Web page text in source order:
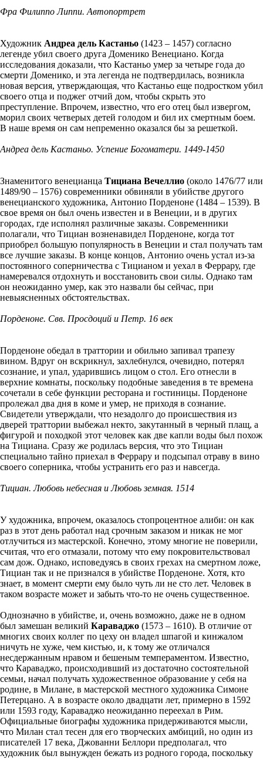
Фра Филиппо Липпи. Автопортрет
Художник Андреа дель Кастаньо (1423 – 1457) согласно
легенде убил своего друга Доменико Венециано. Когда
исследования доказали, что Кастаньо умер за четыре года до
смерти Доменико, и эта легенда не подтвердилась, возникла
новая версия, утверждающая, что Кастаньо еще подростком убил
своего отца и поджег отчий дом, чтобы скрыть это
преступление. Впрочем, известно, что его отец был извергом,
морил своих четверых детей голодом и бил их смертным боем.
В наше время он сам непременно оказался бы за решеткой.
Андреа дель Кастаньо. Успение Богоматери. 1449-1450
Знаменитого венецианца Тициана Вечеллио (около 1476/77 или
1489/90 – 1576) современники обвиняли в убийстве другого
венецианского художника, Антонио Порденоне (1484 – 1539). В
свое время он был очень известен и в Венеции, и в других
городах, где исполнял различные заказы. Современники
полагали, что Тициан возненавидел Порденоне, когда тот
приобрел большую популярность в Венеции и стал получать там
все лучшие заказы. В конце концов, Антонио очень устал из-за
постоянного соперничества с Тицианом и уехал в Феррару, где
намеревался отдохнуть и восстановить свои силы. Однако там
он неожиданно умер, как это назвали бы сейчас, при
невыясненных обстоятельствах.
Порденоне. Свв. Просдоций и Петр. 16 век
Порденоне обедал в траттории и обильно запивал трапезу
вином. Вдруг он вскрикнул, захлебнулся, очевидно, потерял
сознание, и упал, ударившись лицом о стол. Его отнесли в
верхние комнаты, поскольку подобные заведения в те времена
сочетали в себе функции ресторана и гостиницы. Порденоне
пролежал два дня в коме и умер, не приходя в сознание.
Свидетели утверждали, что незадолго до происшествия из
дверей траттории выбежал некто, закутанный в черный плащ, а
фигурой и походкой этот человек как две капли воды был похож
на Тициана. Сразу же родилась версия, что это Тициан
специально тайно приехал в Феррару и подсыпал отраву в вино
своего соперника, чтобы устранить его раз и навсегда.
Тициан. Любовь небесная и Любовь земная. 1514
У художника, впрочем, оказалось стопроцентное алиби: он как
раз в этот день работал над срочным заказом и никак не мог
отлучиться из мастерской. Конечно, этому многие не поверили,
считая, что его отмазали, потому что ему покровительствовал
сам дож. Однако, исповедуясь в своих грехах на смертном ложе,
Тициан так и не признался в убийстве Порденоне. Хотя, кто
знает, в момент смерти ему было чуть ли не сто лет. Человек в
таком возрасте может и забыть что-то не очень существенное.
Однозначно в убийстве, и, очень возможно, даже не в одном
был замешан великий Караваджо (1573 – 1610). В отличие от
многих своих коллег по цеху он владел шпагой и кинжалом
ничуть не хуже, чем кистью, и, к тому же отличался
несдержанным нравом и бешеным темпераментом. Известно,
что Караваджо, происходивший из достаточно состоятельной
семьи, начал получать художественное образование у себя на
родине, в Милане, в мастерской местного художника Симоне
Петерцано. А в возрасте около двадцати лет, примерно в 1592
или 1593 году, Караваджо неожиданно переехал в Рим.
Официальные биографы художника придерживаются мысли,
что Милан стал тесен для его творческих амбиций, но один из
писателей 17 века, Джованни Беллори предполагал, что
художник был вынужден бежать из родного города, поскольку